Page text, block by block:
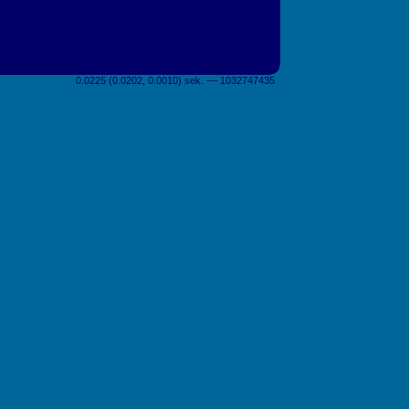
0.0225 (0.0202, 0.0010) sek. –– 1032747435